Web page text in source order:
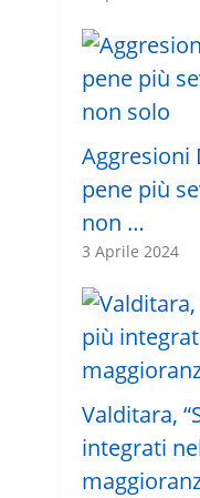
Aggresioni
pene più
non …
3 Aprile 2024
Valditara,
integrati